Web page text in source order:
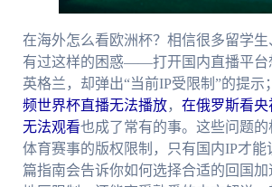
在海外怎么看欧洲杯？相信很多留学
有过这样的困惑——打开国内直播平台
英格兰，却弹出“当前IP受限制”的提示；
频世界杯直播无法播放， 在俄罗斯看
无法观看也成了常有的事。这些问题
体育赛事的版权限制，只有国内IP才能
篇指南会告诉你如何选择合适的回国